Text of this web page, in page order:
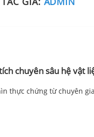
chuyên sâu hệ vật
thực chứng từ chuyên